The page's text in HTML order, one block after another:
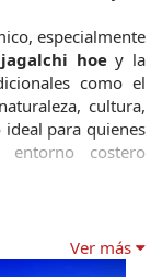
especialmente
jagalchi hoe y la
cultura,
para quienes
entorno costero
Ver más